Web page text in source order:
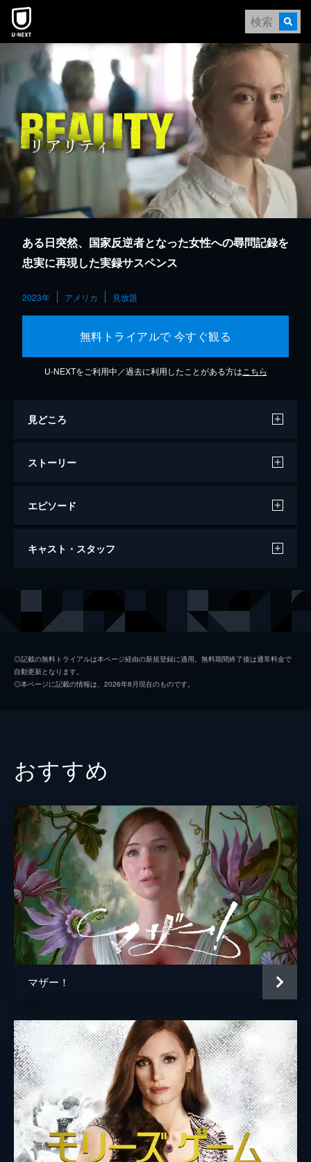
本文へスキップ
ある日突然、国家反逆者となった女性への尋問記録を
忠実に再現した実録サスペンス
2023年 アメリカ 見放題
無料トライアルで 今すぐ観る
U-NEXTをご利用中／過去に利用したことがある方は こちら
見どころ
ストーリー
エピソード
リアリティ
キャスト・スタッフ
音楽 ネイサン・ミカイ
製作 ノア・スタール
ブラッド・ベッカー＝パートン
リーヴァ・マーカー
グレッグ・ノービレ
◎記載の無料トライアルは本ページ経由の新規登録に適用。無料期間終了後は通常料金で
自動更新となります。
◎本ページに記載の情報は、2026年8月現在のものです。
おすすめ
マザー！